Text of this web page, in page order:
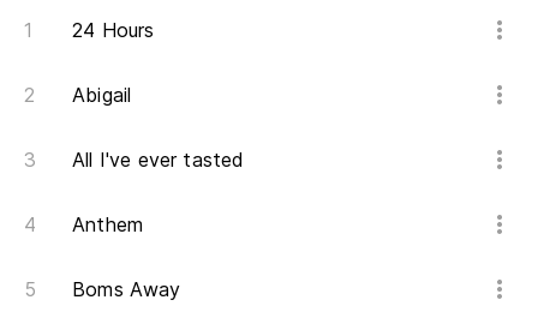
24 Hours
Abigail
All I've ever tasted
Anthem
Boms Away